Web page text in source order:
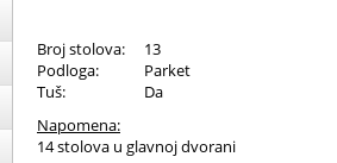
Broj stolova:
13
Podloga:
Parket
Tuš:
Da
Napomena:
14 stolova u glavnoj dvorani